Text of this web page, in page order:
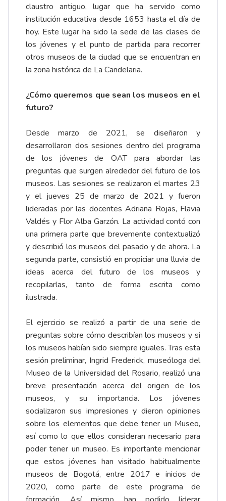
claustro antiguo, lugar que ha servido como
institución educativa desde 1653 hasta el día de
hoy. Este lugar ha sido la sede de las clases de
los jóvenes y el punto de partida para recorrer
otros museos de la ciudad que se encuentran en
la zona histórica de La Candelaria.
¿Cómo queremos que sean los museos en el
futuro?
Desde marzo de 2021, se diseñaron y
desarrollaron dos sesiones dentro del programa
de los jóvenes de OAT para abordar las
preguntas que surgen alrededor del futuro de los
museos. Las sesiones se realizaron el martes 23
y el jueves 25 de marzo de 2021 y fueron
lideradas por las docentes Adriana Rojas, Flavia
Valdés y Flor Alba Garzón. La actividad contó con
una primera parte que brevemente contextualizó
y describió los museos del pasado y de ahora. La
segunda parte, consistió en propiciar una lluvia de
ideas acerca del futuro de los museos y
recopilarlas, tanto de forma escrita como
ilustrada.
El ejercicio se realizó a partir de una serie de
preguntas sobre cómo describían los museos y si
los museos habían sido siempre iguales. Tras esta
sesión preliminar, Ingrid Frederick, museóloga del
Museo de la Universidad del Rosario, realizó una
breve presentación acerca del origen de los
museos, y su importancia. Los jóvenes
socializaron sus impresiones y dieron opiniones
sobre los elementos que debe tener un Museo,
así como lo que ellos consideran necesario para
poder tener un museo. Es importante mencionar
que estos jóvenes han visitado habitualmente
museos de Bogotá, entre 2017 e inicios de
2020, como parte de este programa de